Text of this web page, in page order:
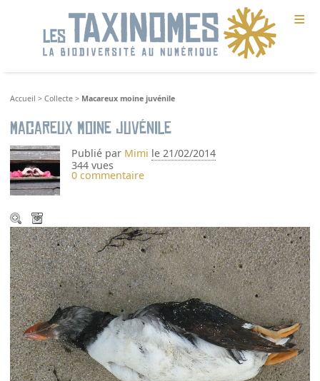
≡
Accueil >Collecte > Macareux moine juvénile
Macareux moine juvénile
Publié par Mimi le 21/02/2014
344 vues
0 commentaire